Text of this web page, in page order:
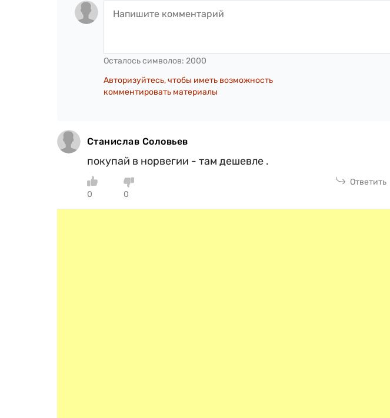
Осталось символов: 2000
Авторизуйтесь, чтобы иметь возможность
комментировать материалы
Станислав Соловьев
покупай в норвегии - там дешевле .
0 0
Ответить